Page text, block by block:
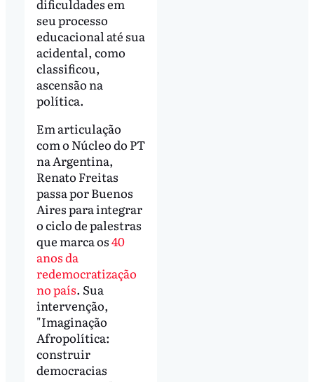
dificuldades em
seu processo
educacional até sua
acidental, como
classificou,
ascensão na
política.
Em articulação
com o Núcleo do PT
na Argentina,
Renato Freitas
passa por Buenos
Aires para integrar
o ciclo de palestras
que marca os40
anos da
redemocratização
no país. Sua
intervenção,
"Imaginação
Afropolítica:
construir
democracias